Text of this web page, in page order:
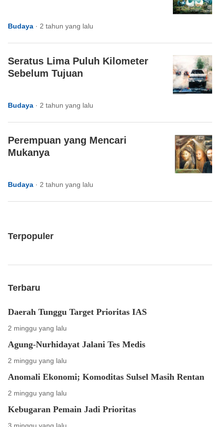
Budaya · 2 tahun yang lalu
Seratus Lima Puluh Kilometer
Sebelum Tujuan
Budaya · 2 tahun yang lalu
Perempuan yang Mencari
Mukanya
Budaya · 2 tahun yang lalu
Terpopuler
Terbaru
Daerah Tunggu Target Prioritas IAS
2 minggu yang lalu
Agung-Nurhidayat Jalani Tes Medis
2 minggu yang lalu
Anomali Ekonomi; Komoditas Sulsel Masih Rentan
2 minggu yang lalu
Kebugaran Pemain Jadi Prioritas